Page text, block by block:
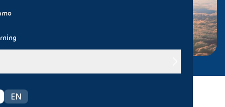
EN
Oggi si celebra la Giornata Internazionale della Luce